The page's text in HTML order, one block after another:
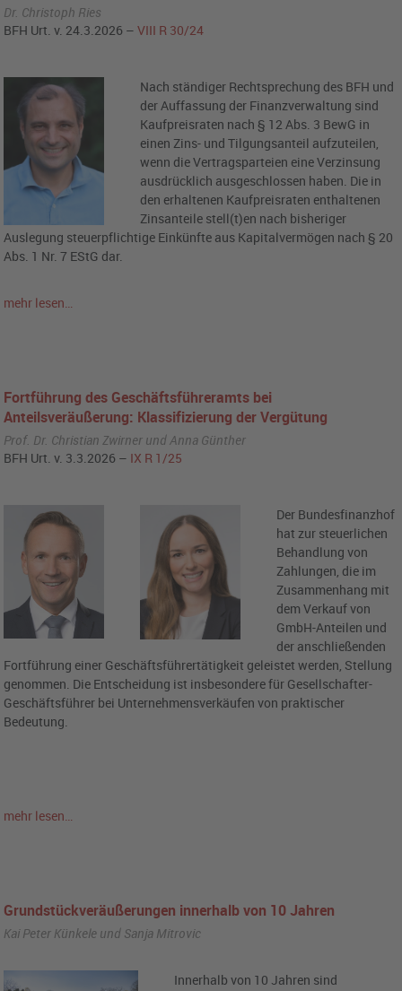
Dr. Christoph Ries
BFH Urt. v. 24.3.2026 –VIII R 30/24
Nach ständiger Rechtsprechung des BFH und
der Auffassung der Finanzverwaltung sind
Kaufpreisraten nach § 12 Abs. 3 BewG in
einen Zins- und Tilgungsanteil aufzuteilen,
wenn die Vertragsparteien eine Verzinsung
ausdrücklich ausgeschlossen haben. Die in
den erhaltenen Kaufpreisraten enthaltenen
Zinsanteile stell(t)en nach bisheriger
Auslegung steuerpflichtige Einkünfte aus Kapitalvermögen nach § 20
Abs. 1 Nr. 7 EStG dar.
mehr lesen…
Fortführung des Geschäftsführeramts bei
Anteilsveräußerung: Klassifizierung der Vergütung
Prof. Dr. Christian Zwirner und Anna Günther
BFH Urt. v. 3.3.2026 – IX R 1/25
Der Bundesfinanzhof
hat zur steuerlichen
Behandlung von
Zahlungen, die im
Zusammenhang mit
dem Verkauf von
GmbH-Anteilen und
der anschließenden
Fortführung einer Geschäftsführertätigkeit geleistet werden, Stellung
genommen. Die Entscheidung ist insbesondere für Gesellschafter-
Geschäftsführer bei Unternehmensverkäufen von praktischer
Bedeutung.
mehr lesen…
Grundstückveräußerungen innerhalb von 10 Jahren
Kai Peter Künkele und Sanja Mitrovic
Innerhalb von 10 Jahren sind